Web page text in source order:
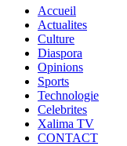
Accueil
Actualites
Culture
Diaspora
Opinions
Sports
Technologie
Celebrites
Xalima TV
CONTACT